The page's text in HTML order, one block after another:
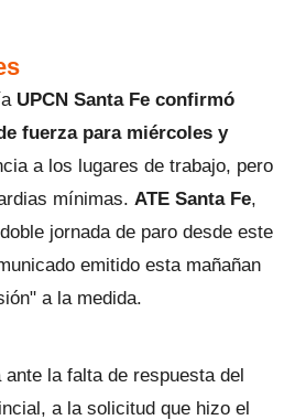
UPCN Santa Fe confirmó
fuerza para miércoles y
a los lugares de trabajo, pero
mínimas. ATE Santa Fe,
jornada de paro desde este
emitido esta mañañan
a la medida.
la falta de respuesta del
a la solicitud que hizo el